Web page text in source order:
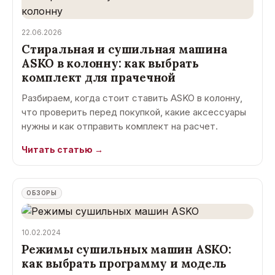
22.06.2026
Стиральная и сушильная машина
ASKO в колонну: как выбрать
комплект для прачечной
Разбираем, когда стоит ставить ASKO в колонну,
что проверить перед покупкой, какие аксессуары
нужны и как отправить комплект на расчет.
Читать статью →
ОБЗОРЫ
10.02.2024
Режимы сушильных машин ASKO:
как выбрать программу и модель